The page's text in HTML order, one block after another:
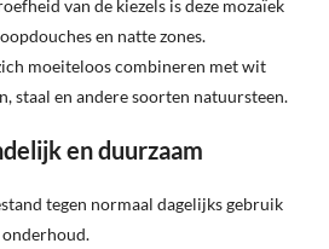
van de kiezels is deze mozaïek
en natte zones.
moeiteloos combineren met wit
staal en andere soorten natuursteen.
en duurzaam
tegen normaal dagelijks gebruik